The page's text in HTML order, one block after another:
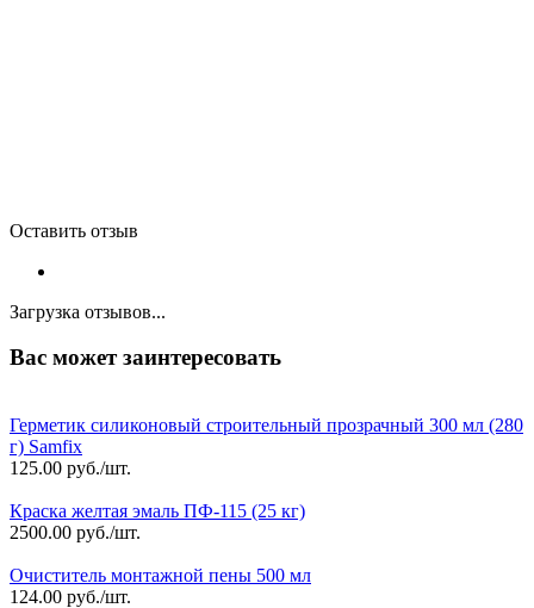
Оставить отзыв
Загрузка отзывов...
Вас может заинтересовать
Герметик силиконовый строительный прозрачный 300 мл (280
г) Samfix
125.00 руб./шт.
Краска желтая эмаль ПФ-115 (25 кг)
2500.00 руб./шт.
Очиститель монтажной пены 500 мл
124.00 руб./шт.